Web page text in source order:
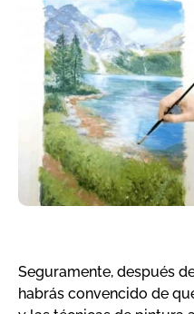
Seguramente, después
habrás convencido de